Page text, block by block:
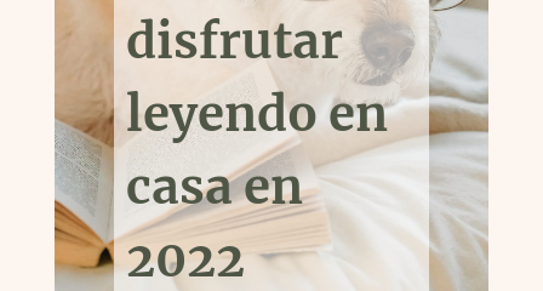
disfrutar
leyendo en
casa en
2022